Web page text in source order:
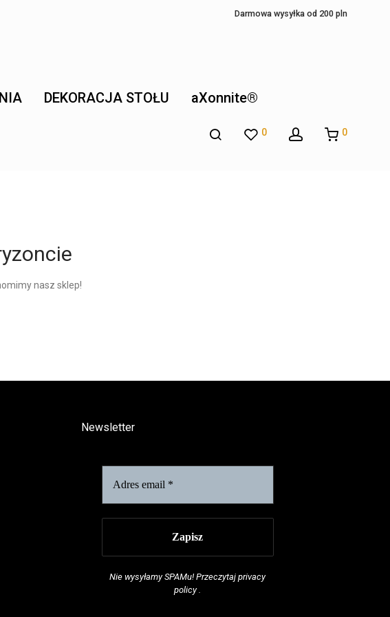
Darmowa wysyłka od 200 pln
DEKORACJA STOŁU aXonnite®
0 0
nasz sklep!
Newsletter
Nie wysyłamy SPAMu! Przeczytajprivacy
policy.